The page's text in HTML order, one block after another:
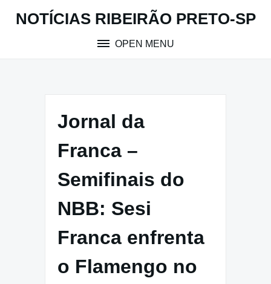
NOTÍCIAS RIBEIRÃO PRETO-SP
OPEN MENU
Jornal da
Franca –
Semifinais do
NBB: Sesi
Franca enfrenta
o Flamengo no